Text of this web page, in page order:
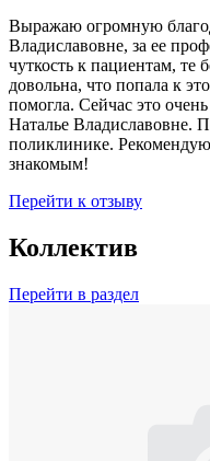
Выражаю огромную
Владиславовне, за ее
чуткость к пациентам, те
довольна, что попала к
помогла. Сейчас это
Наталье Владиславовне.
поликлинике.
знакомым!
Перейти к отзыву
Коллектив
Перейти в раздел